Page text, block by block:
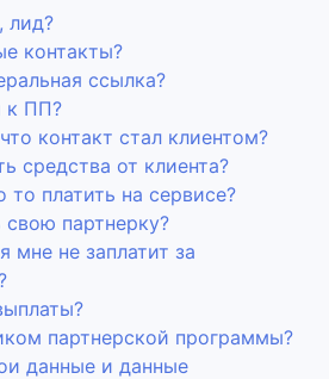
лид?
контакты?
ссылка?
к ПП?
контакт стал клиентом?
средства от клиента?
то платить на сервисе?
партнерку?
мне не заплатит за
партнерской программы?
данные и данные